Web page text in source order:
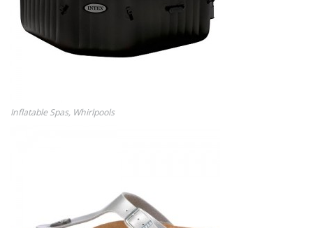
Inflatable Spas, Whirlpools